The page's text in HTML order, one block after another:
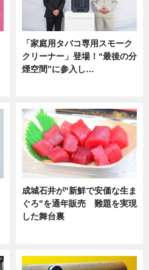
「家庭用タバコ専用スモーク
クリーナー」登場！“最後の分
煙空間”に参入し…
成城石井が"新鮮で安価な生ま
ぐろ"を通年販売 難題を実現
した舞台裏